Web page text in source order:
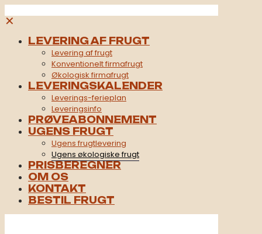
✕
LEVERING AF FRUGT
Levering af frugt
Konventionelt firmafrugt​
Økologisk firmafrugt
LEVERINGSKALENDER
Leverings-ferieplan
Leveringsinfo
PRØVEABONNEMENT
UGENS FRUGT
Ugens frugtlevering
Ugens økologiske frugt
PRISBEREGNER
OM OS
KONTAKT
BESTIL FRUGT